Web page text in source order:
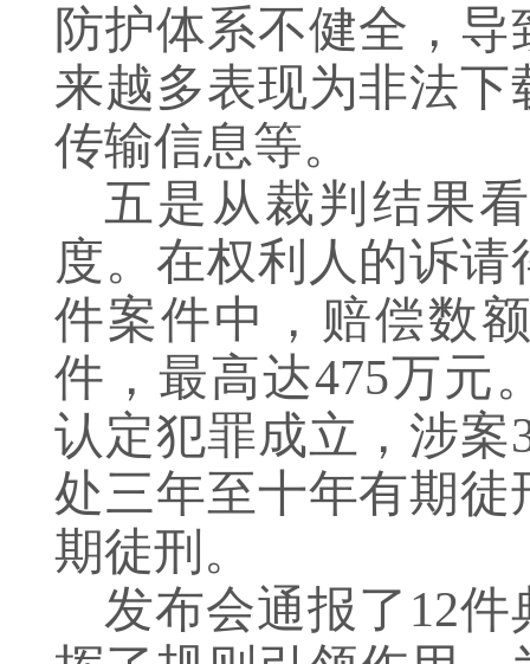
防护体系不健全，
来越多表现为非法
传输信息等。
五是从裁判结果
度。在权利人的诉
件案件中，赔偿数
件，最高达475万元
认定犯罪成立，涉案
处三年至十年有期徒
期徒刑。
发布会通报了12